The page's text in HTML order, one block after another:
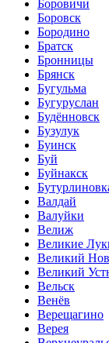
Боровичи
Боровск
Бородино
Братск
Бронницы
Брянск
Бугульма
Бугуруслан
Будённовск
Бузулук
Буинск
Буй
Буйнакск
Валдай
Валуйки
Велиж
Великие
Великий
Великий
Вельск
Венёв
Верещагино
Верея